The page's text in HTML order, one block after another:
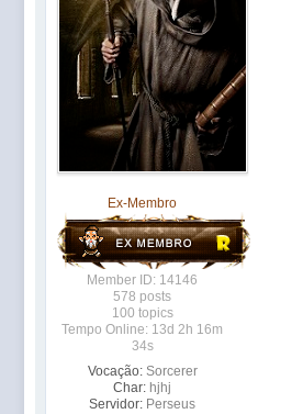
Ex-Membro
Member ID: 14146
578 posts
100 topics
Tempo Online: 13d 2h 16m
34s
Vocação: Sorcerer
Char: hjhj
Servidor: Perseus